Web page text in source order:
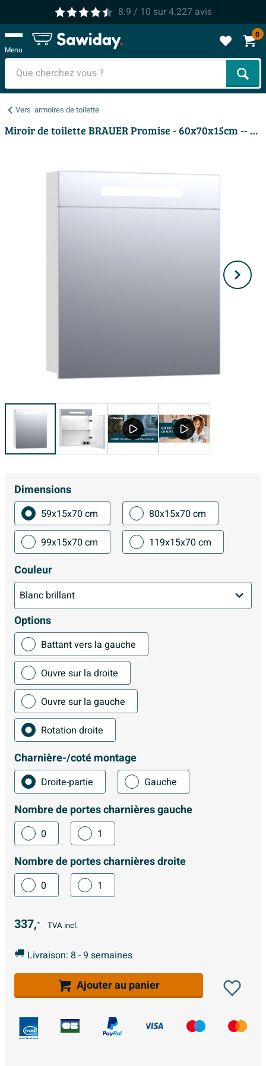
8.9 / 10 sur4.227 avis
Menu
0
Vers armoires de toilette
Miroir de toilette BRAUER Promise - 60x70x15cm -- avec éclairage direct 1 porte miroir simple à droite brillante blanche
Dimensions
59x15x70 cm
80x15x70 cm
99x15x70 cm
119x15x70 cm
Couleur
Options
Battant vers la gauche
Ouvre sur la droite
Ouvre sur la gauche
Rotation droite
Charnière-/coté montage
Droite-partie Gauche
Nombre de portes charnières gauche
0 1
Nombre de portes charnières droite
0 1
337,- TVA incl.
Livraison: 8 - 9 semaines
Ajouter au panier